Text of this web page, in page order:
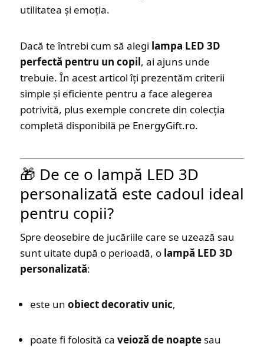
utilitatea și emoția.
Dacă te întrebi cum să alegi lampa LED 3D
perfectă pentru un copil, ai ajuns unde
trebuie. În acest articol îți prezentăm criterii
simple și eficiente pentru a face alegerea
potrivită, plus exemple concrete din colecția
completă disponibilă pe EnergyGift.ro.
🎁 De ce o lampă LED 3D
personalizată este cadoul ideal
pentru copii?
Spre deosebire de jucăriile care se uzează sau
sunt uitate după o perioadă, o lampă LED 3D
personalizată:
este un obiect decorativ unic,
poate fi folosită ca veioză de noaptesau